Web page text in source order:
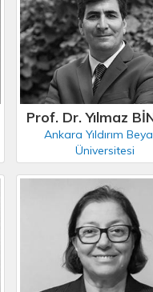
Prof. Dr. Yılmaz
Ankara Yıldırım
Üniversitesi